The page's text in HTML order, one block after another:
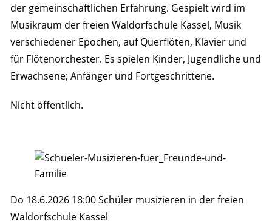
der gemeinschaftlichen Erfahrung. Gespielt wird im
Musikraum der freien Waldorfschule Kassel, Musik
verschiedener Epochen, auf Querflöten, Klavier und
für Flötenorchester. Es spielen Kinder, Jugendliche und
Erwachsene; Anfänger und Fortgeschrittene.
Nicht öffentlich.
Do 18.6.2026 18:00 Schüler musizieren in der freien
Waldorfschule Kassel